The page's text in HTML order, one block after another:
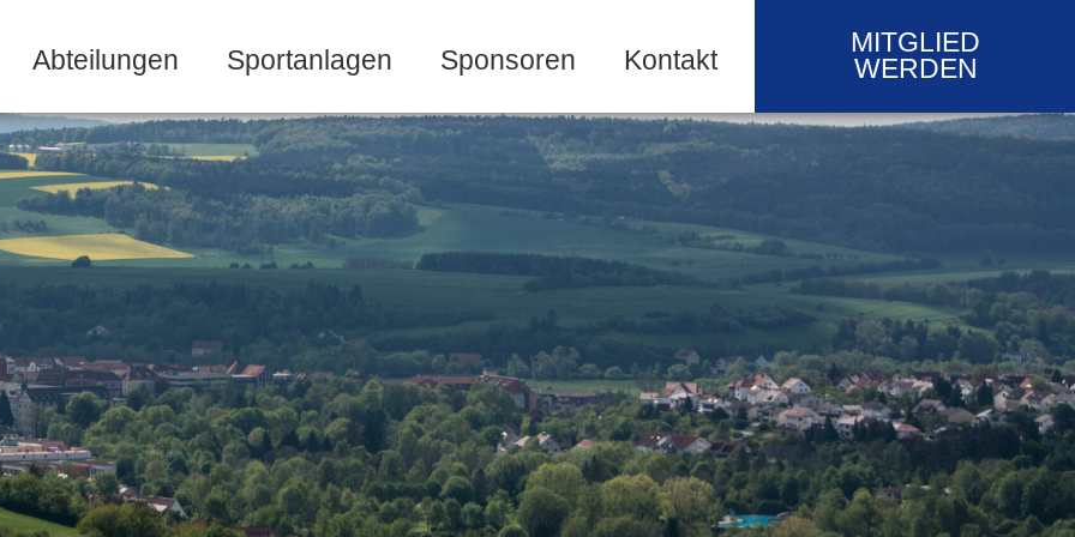
Abteilungen Sportanlagen Sponsoren Kontakt
MITGLIED
WERDEN